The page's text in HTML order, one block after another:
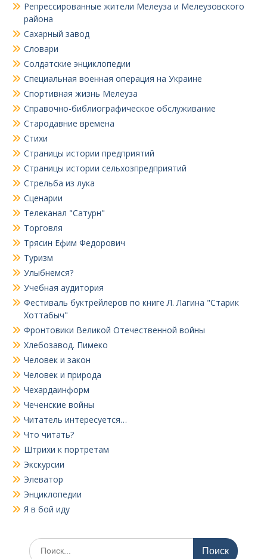
Репрессированные жители Мелеуза и Мелеузовского
района
Сахарный завод
Словари
Солдатские энциклопедии
Специальная военная операция на Украине
Спортивная жизнь Мелеуза
Справочно-библиографическое обслуживание
Стародавние времена
Стихи
Страницы истории предприятий
Страницы истории сельхозпредприятий
Стрельба из лука
Сценарии
Телеканал "Сатурн"
Торговля
Трясин Ефим Федорович
Туризм
Улыбнемся?
Учебная аудитория
Фестиваль буктрейлеров по книге Л. Лагина "Старик
Хоттабыч"
Фронтовики Великой Отечественной войны
Хлебозавод. Пимеко
Человек и закон
Человек и природа
Чехардаинформ
Чеченские войны
Читатель интересуется…
Что читать?
Штрихи к портретам
Экскурсии
Элеватор
Энциклопедии
Я в бой иду
Поиск
по: